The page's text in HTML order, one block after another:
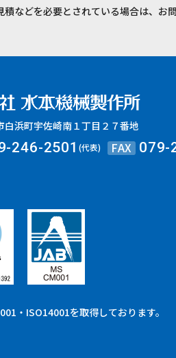
などを必要とされている場合は、お
白浜町宇佐崎南１丁目２７番地
246-2501(代表) FAX 079-
・ISO14001を取得しております。